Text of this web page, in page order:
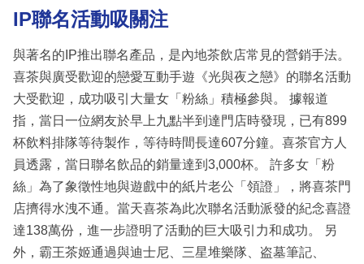
IP聯名活動吸關注
與著名的IP推出聯名產品，是內地茶飲店常見的營銷手法。
喜茶與廣受歡迎的戀愛互動手遊《光與夜之戀》的聯名活動
大受歡迎，成功吸引大量女「粉絲」積極參與。 據報道
指，當日一位網友於早上九點半到達門店時發現，已有899
杯飲料排隊等待製作，等待時間長達607分鐘。喜茶官方人
員透露，當日聯名飲品的銷量達到3,000杯。 許多女「粉
絲」為了象徵性地與遊戲中的紙片老公「領證」，將喜茶門
店擠得水洩不通。當天喜茶為此次聯名活動派發的紀念喜證
達138萬份，進一步證明了活動的巨大吸引力和成功。 另
外，霸王茶姬通過與迪士尼、三星堆樂隊、盗墓筆記、